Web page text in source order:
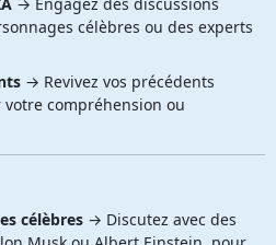
célèbres ou des experts
→ Revivez vos précédents
compréhension ou
célèbres→ Discutez avec des